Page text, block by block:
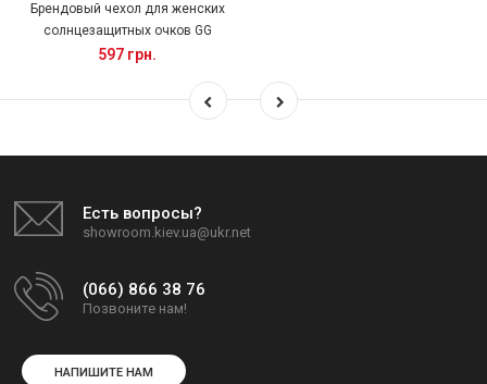
Брендовый чехол для женских
солнцезащитных очков GG
597 грн.
Есть вопросы?
showroom.kiev.ua@ukr.net
(066) 866 38 76
Позвоните нам!
НАПИШИТЕ НАМ